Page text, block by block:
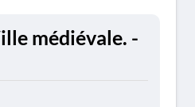
médiévale. -